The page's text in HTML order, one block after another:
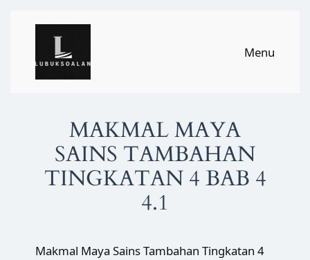
Menu
MAKMAL MAYA
SAINS TAMBAHAN
TINGKATAN 4 BAB 4
4.1
Makmal Maya Sains Tambahan Tingkatan 4